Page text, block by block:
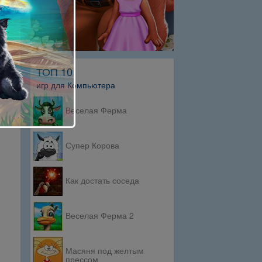
ТОП 10
игр для Компьютера
Веселая Ферма
Супер Корова
Как достать соседа
Веселая Ферма 2
Масяня под желтым
прессом